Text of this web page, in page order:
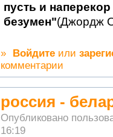
пусть и
безумен"(Джордж
» Войдите или
комментарии
россия -
Опубликовано
16:19